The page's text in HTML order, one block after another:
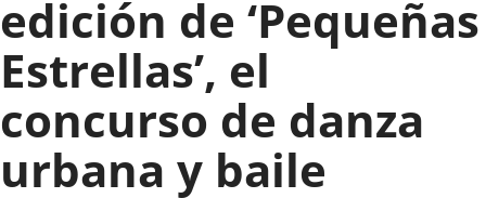
edición de ‘Pequeñas
Estrellas’, el
concurso de danza
urbana y baile